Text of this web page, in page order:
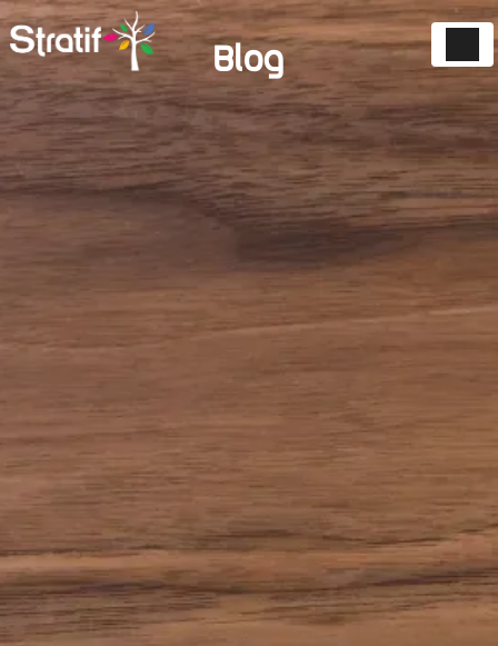
Blog
Panneau de gestion des cookies